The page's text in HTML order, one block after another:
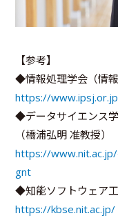
【参考】
◆情報処理学会（情報
https://
◆データサイエンス
（橋浦弘明 准教授）
https://
gnt
◆知能ソフトウェア
https://kbse.nit.ac.jp/